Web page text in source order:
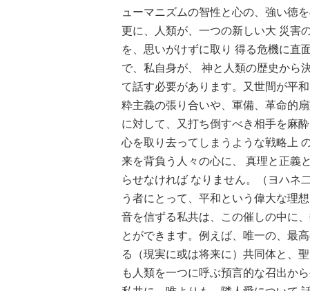
ューマニズムの智性と心の、強い徳
更に、人類が、一つの新しい大 災害
を、思いがけずに取り 得る危機に直
で、私自身が、 神と人類の歴史か
て話す必要があります。又世間が平
粋主義の張り合いや、軍備、革命的
に対して、又打ち倒すべき相手を麻
心を取り去ってしまうような戦略上
来を背負う人々の心に、 真理と正義
らせなければ なりません。（ヨハ
う者にとって、平和という偉大な理
音を信ずる私共は、この催しの中に
とができます。例えば、唯一の、最
る（現実に或は将来に）共同体と、
も人類を一つに呼ぶ預言的な召出か